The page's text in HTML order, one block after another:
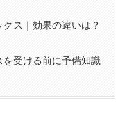
ス｜効果の違いは？
を受ける前に予備知識